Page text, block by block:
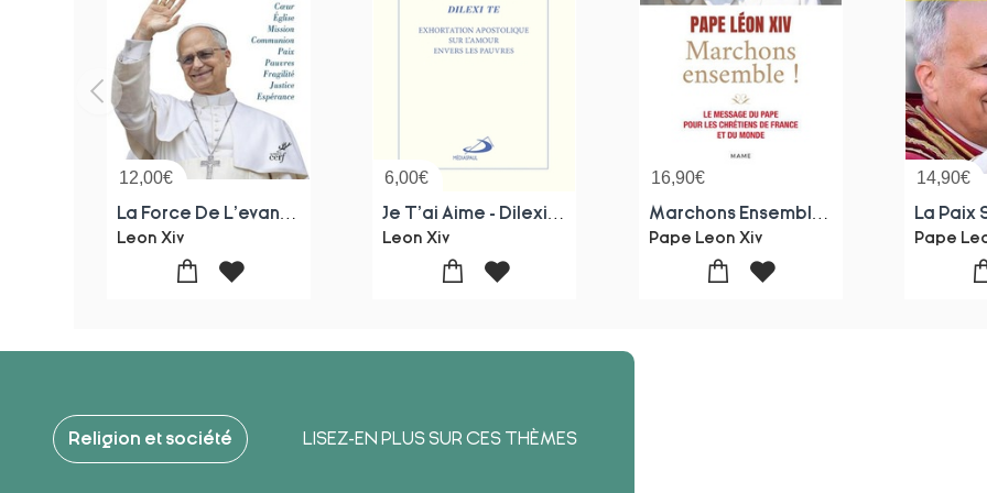
12,00€
Leon Xiv
6,00€
Leon Xiv
16,90€
Pape Leon Xiv
14,90€
Pape
Religion et société LISEZ-EN PLUS SUR CES THÈMES